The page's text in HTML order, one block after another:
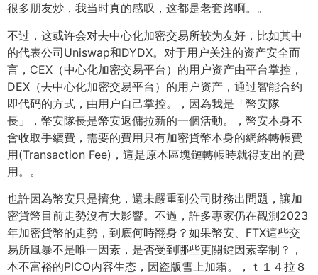
很多朋友炒，我当时真的感叹，这都是老套路啊。。
不过，这或许会对去中心化加密交易所较为友好，比如其中
的代表公司Uniswap和DYDX。对于用户关注的资产安全而
言，CEX（中心化加密交易平台）的用户资产由平台掌控，
DEX（去中心化加密交易平台）的用户资产，通过智能合约
即代码的方式，由用户自己掌控。，因為我是「幣安隊
長」，幣安隊長是幣安返傭拉新的一個活動。，幣安本身不
會收取手續費，需要的費用只有加密貨幣本身的網絡轉帳費
用(Transaction Fee)，這是原本區塊鏈轉帳時就得支出的費
用。。
也許因為幣安只是擠兌，還未嚴重到公司財務出問題，讓加
密貨幣目前走勢沒有大影響。不過，許多專家仍在觀測2023
年加密貨幣的走勢，到底何時翻身？如果幣安、FTX這些交
易所風暴不是唯一因素，是否受到哪些更關鍵因素宰制？，
本不富裕的PICO内容生态，因盗版雪上加霜。，ｔ１４拉８